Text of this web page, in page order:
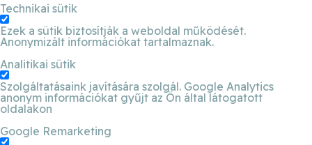
Technikai sütik
Ezek a sütik biztosítják a weboldal működését.
Anonymizált információkat tartalmaznak.
Analitikai sütik
Szolgáltatásaink javítására szolgál. Google Analytics
anonym információkat gyűjt az Ön által látogatott
oldalakon
Google Remarketing